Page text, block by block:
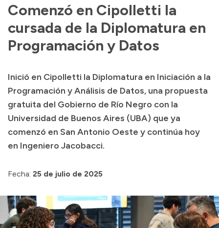
Comenzó en Cipolletti la
cursada de la Diplomatura en
Programación y Datos
Inició en Cipolletti la Diplomatura en Iniciación a la
Programación y Análisis de Datos, una propuesta
gratuita del Gobierno de Río Negro con la
Universidad de Buenos Aires (UBA) que ya
comenzó en San Antonio Oeste y continúa hoy
en Ingeniero Jacobacci.
Fecha: 25 de julio de 2025